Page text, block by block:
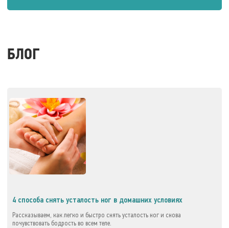
БЛОГ
4 способа снять усталость ног в домашних условиях
Рассказываем, как легко и быстро снять усталость ног и снова
почувствовать бодрость во всем теле.